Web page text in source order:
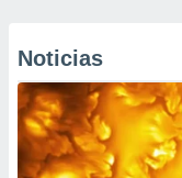
Noticias